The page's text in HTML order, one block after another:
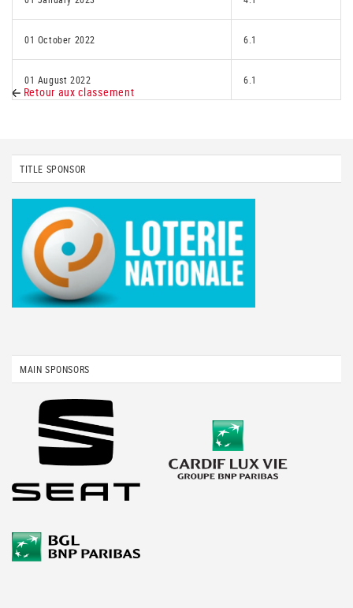
01 October 2022 6.1
01 August 2022 6.1
Retour aux classement
TITLE SPONSOR
MAIN SPONSORS